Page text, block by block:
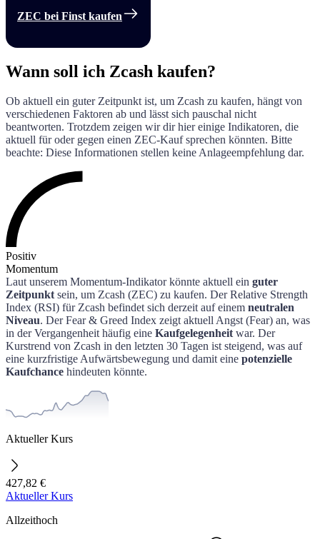
ZEC bei Finst kaufen
Wann soll ich Zcash kaufen?
Ob aktuell ein guter Zeitpunkt ist, um Zcash zu kaufen, hängt von
verschiedenen Faktoren ab und lässt sich pauschal nicht
beantworten. Trotzdem zeigen wir dir hier einige Indikatoren, die
aktuell für oder gegen einen ZEC-Kauf sprechen könnten. Bitte
beachte: Diese Informationen stellen keine Anlageempfehlung dar.
Positiv
Momentum
Laut unserem Momentum-Indikator könnte aktuell ein guter
Zeitpunktsein, um Zcash (ZEC) zu kaufen. Der Relative Strength
Index (RSI) fürZcash befindet sich derzeit auf einem neutralen
Niveau. Der Fear & Greed Index zeigt aktuell Angst (Fear) an, was
in der Vergangenheit häufig eine Kaufgelegenheitwar. Der
Kurstrend von Zcash in den letzten 30 Tagen ist steigend, was auf
eine kurzfristige Aufwärtsbewegung und damit eine potenzielle
Kaufchance hindeuten könnte.
Aktueller Kurs
427,82 €
Aktueller Kurs
Allzeithoch